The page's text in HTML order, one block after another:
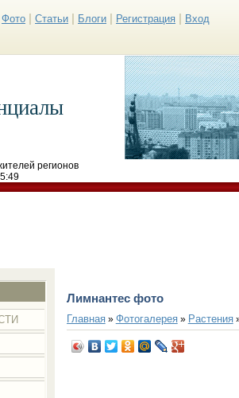
Фото Статьи Блоги Регистрация Вход
регионов
Лимнантес фото
Главная» Фотогалерея» Растения